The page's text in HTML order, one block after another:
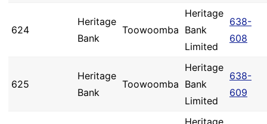
624
Heritage
Bank
Toowoomba
Heritage
Bank
Limited
638-
608
625
Heritage
Bank
Toowoomba
Heritage
Bank
Limited
638-
609
Heritage